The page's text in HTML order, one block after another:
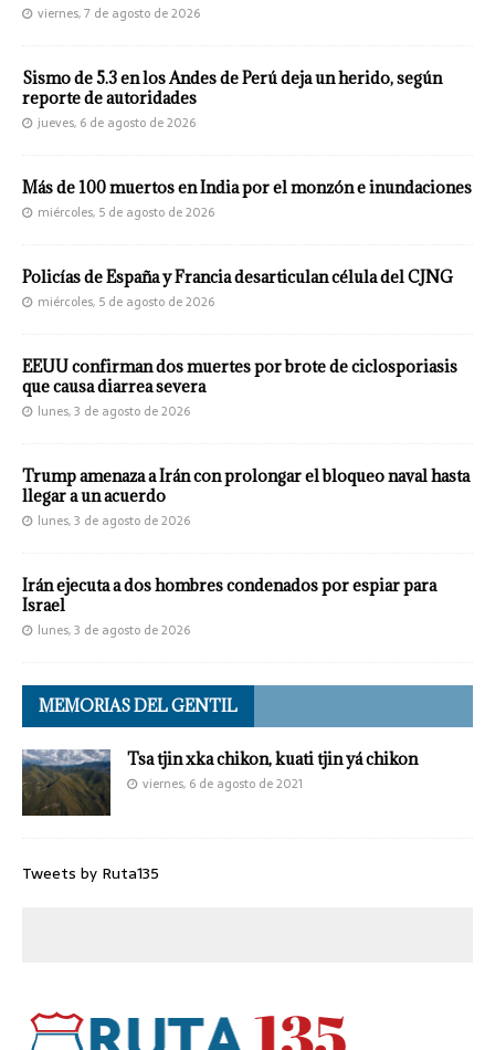
viernes, 7 de agosto de 2026
Sismo de 5.3 en los Andes de Perú deja un herido, según
reporte de autoridades
jueves, 6 de agosto de 2026
Más de 100 muertos en India por el monzón e inundaciones
miércoles, 5 de agosto de 2026
Policías de España y Francia desarticulan célula del CJNG
miércoles, 5 de agosto de 2026
EEUU confirman dos muertes por brote de ciclosporiasis
que causa diarrea severa
lunes, 3 de agosto de 2026
Trump amenaza a Irán con prolongar el bloqueo naval hasta
llegar a un acuerdo
lunes, 3 de agosto de 2026
Irán ejecuta a dos hombres condenados por espiar para
Israel
lunes, 3 de agosto de 2026
MEMORIAS DEL GENTIL
Tsa tjin xka chikon, kuati tjin yá chikon
viernes, 6 de agosto de 2021
Tweets by Ruta135